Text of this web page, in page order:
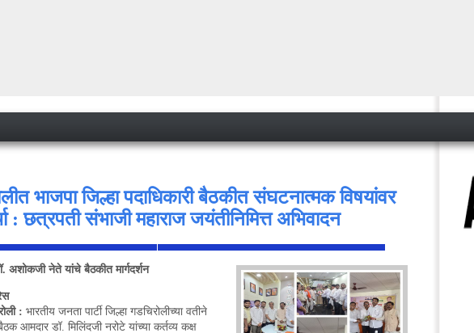
भाजपा जिल्हा पदाधिकारी बैठकीत संघटनात्मक विषयांवर
: छत्रपती संभाजी महाराज जयंतीनिमित्त अभिवादन
अशोकजी नेते यांचे बैठकीत मार्गदर्शन
: भारतीय जनता पार्टी जिल्हा गडचिरोलीच्या वतीने
बैठक आमदार डॉ. मिलिंदजी नरोटे यांच्या कर्तव्य कक्ष